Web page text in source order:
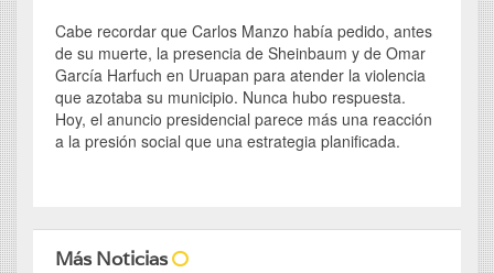
Cabe recordar que Carlos Manzo había pedido, antes
de su muerte, la presencia de Sheinbaum y de Omar
García Harfuch en Uruapan para atender la violencia
que azotaba su municipio. Nunca hubo respuesta.
Hoy, el anuncio presidencial parece más una reacción
a la presión social que una estrategia planificada.
Más Noticias